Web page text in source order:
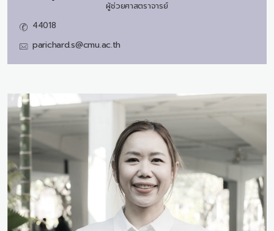
ผู้ช่วยศาสตราจารย์
44018
parichard.s@cmu.ac.th